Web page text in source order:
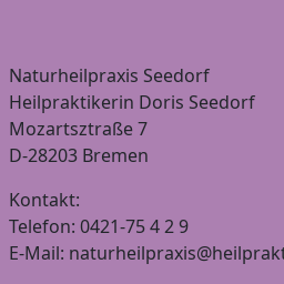
Naturheilpraxis Seedorf
Heilpraktikerin Doris Seedorf
Mozartsztraße 7
D-28203 Bremen
Kontakt:
Telefon: 0421-75 4 2 9
E-Mail: